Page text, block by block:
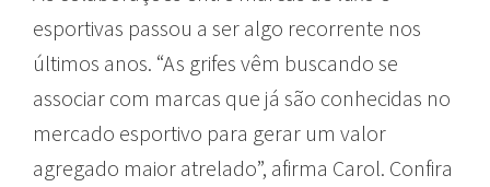
esportivas passou a ser algo recorrente nos
últimos anos. “As grifes vêm buscando se
associar com marcas que já são conhecidas no
mercado esportivo para gerar um valor
agregado maior atrelado”, afirma Carol. Confira